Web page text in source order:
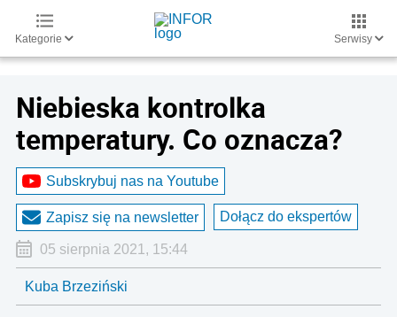
Kategorie Serwisy
Niebieska kontrolka
temperatury. Co oznacza?
Subskrybuj nas na Youtube
Zapisz się na newsletter Dołącz do ekspertów
05 sierpnia 2021, 15:44
Kuba Brzeziński